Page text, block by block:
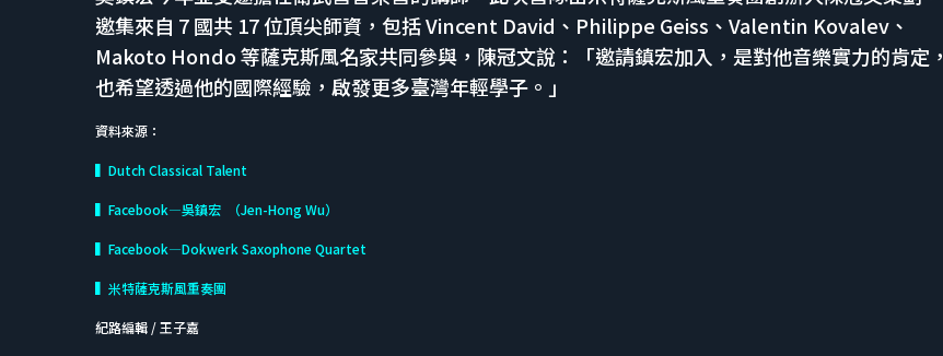
邀集來自 7 國共 17 位頂尖師資，包括 Vincent David、Philippe Geiss、Valentin Kovalev、
Makoto Hondo 等薩克斯風名家共同參與，陳冠文說：「邀請鎮宏加入，是對他音樂實力的肯定，
也希望透過他的國際經驗，啟發更多臺灣年輕學子。」
資料來源：
▍Dutch Classical Talent
▍Facebook—吳鎮宏 （Jen-Hong Wu）
▍Facebook—Dokwerk Saxophone Quartet
▍米特薩克斯風重奏團
紀路編輯 / 王子嘉